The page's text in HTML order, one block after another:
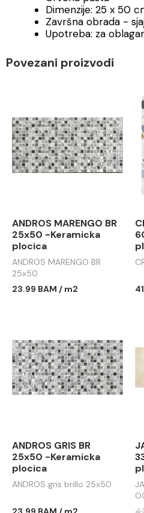
Dimenzije: 25 x 50
Završna obrada -
Upotreba: za
Povezani proizvodi
ANDROS MARENGO BR
25x50 -Keramicka
plocica
ANDROS MARENGO BR
25x50
23.99 BAM / m2
ANDROS GRIS BR
25x50 -Keramicka
plocica
ANDROS gris brillo 25x50